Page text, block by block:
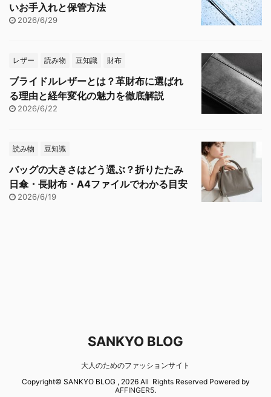
いお手入れと保管方法
2026/6/29
レザー 読み物 豆知識 財布
ブライドルレザーとは？革財布に選ばれ
る理由と経年変化の魅力を徹底解説
2026/6/22
読み物 豆知識
バッグの大きさはどう選ぶ？折りたたみ
日傘・長財布・A4ファイルでわかる目安
2026/6/19
SANKYO BLOG
大人のためのファッションサイト
Copyright© SANKYO BLOG , 2026 All Rights Reserved Powered by
AFFINGER5.